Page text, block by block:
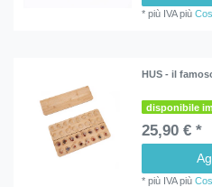
*più IVApiù
HUS - il
disponibile
25,90 € *
*più IVApiù